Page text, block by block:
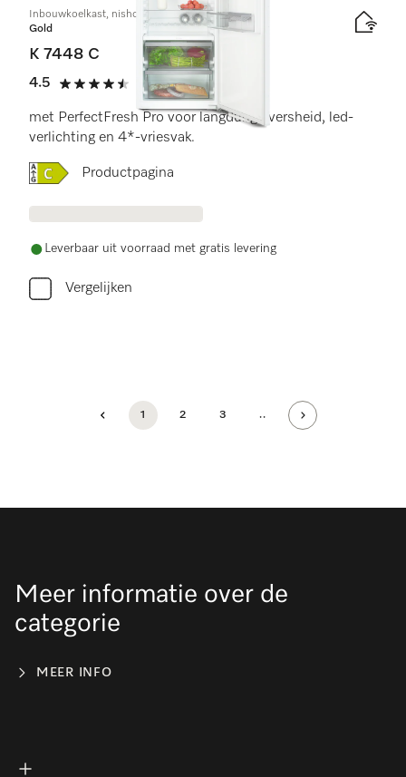
Inbouwkoelkast, nishoogte 140 cm
Gold
K 7448 C
4.5
4.5 sterren van de 5
(4 beoordelingen)
met PerfectFresh Pro voor langdurige versheid, led-
verlichting en 4*-vriesvak.
Online Label Flag, Energielabel
Productpagina
Leverbaar uit voorraad met gratis levering
Vergelijken
1 2 3 ..
Meer informatie over de
categorie
MEER INFO